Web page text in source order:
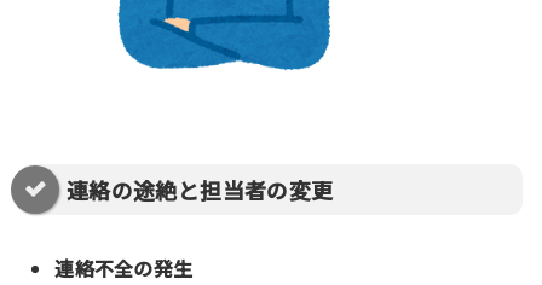
連絡の途絶と担当者の変更
連絡不全の発生